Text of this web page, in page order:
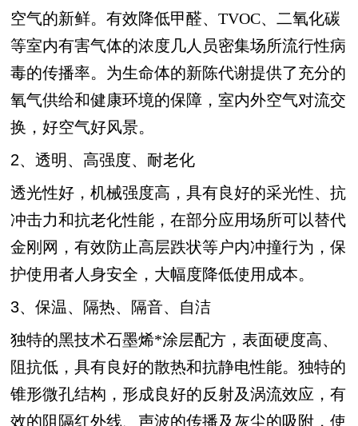
空气的新鲜。有效降低甲醛、 TVOC、二氧化碳
等室内有害气体的浓度几人员密集场所流行性病
毒的传播率。为生命体的新陈代谢提供了充分的
氧气供给和健康环境的保障，室内外空气对流交
换，好空气好风景。
2、透明、高强度、耐老化
透光性好，机械强度高，具有良好的采光性、抗
冲击力和抗老化性能，在部分应用场所可以替代
金刚网，有效防止高层跌状等户内冲撞行为，保
护使用者人身安全，大幅度降低使用成本。
3、保温、隔热、隔音、自洁
独特的黑技术石墨烯*涂层配方，表面硬度高、
阻抗低，具有良好的散热和抗静电性能。独特的
锥形微孔结构，形成良好的反射及涡流效应，有
效的阻隔红外线、声波的传播及灰尘的吸附，使